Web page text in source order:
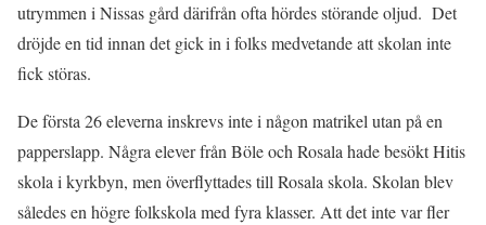
utrymmen i Nissas gård därifrån ofta hördes störande oljud. Det
dröjde en tid innan det gick in i folks medvetande att skolan inte
fick störas.
De första 26 eleverna inskrevs inte i någon matrikel utan på en
papperslapp. Några elever från Böle och Rosala hade besökt Hitis
skola i kyrkbyn, men överflyttades till Rosala skola. Skolan blev
således en högre folkskola med fyra klasser. Att det inte var fler